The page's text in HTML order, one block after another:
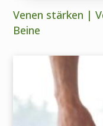
Venen stärken |
Beine